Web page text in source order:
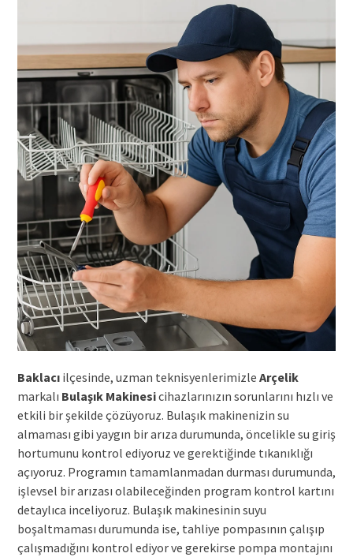
Baklacıilçesinde, uzman teknisyenlerimizle Arçelik
markalı Bulaşık Makinesicihazlarınızın sorunlarını hızlı ve
etkili bir şekilde çözüyoruz. Bulaşık makinenizin su
almaması gibi yaygın bir arıza durumunda, öncelikle su giriş
hortumunu kontrol ediyoruz ve gerektiğinde tıkanıklığı
açıyoruz. Programın tamamlanmadan durması durumunda,
işlevsel bir arızası olabileceğinden program kontrol kartını
detaylıca inceliyoruz. Bulaşık makinesinin suyu
boşaltmaması durumunda ise, tahliye pompasının çalışıp
çalışmadığını kontrol ediyor ve gerekirse pompa montajını